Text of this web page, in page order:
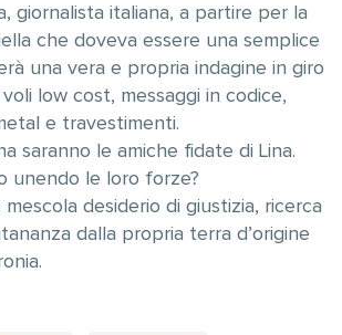
giornalista italiana, a partire per la
che doveva essere una semplice
una vera e propria indagine in giro
low cost, messaggi in codice,
e travestimenti.
saranno le amiche fidate di Lina.
unendo le loro forze?
desiderio di giustizia, ricerca
dalla propria terra d’origine